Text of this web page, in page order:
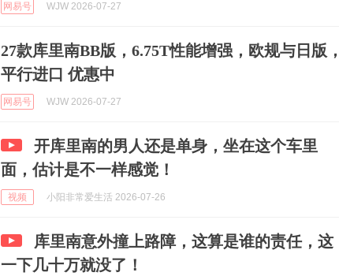
网易号 WJW 2026-07-27
27款库里南BB版，6.75T性能增强，欧规与日版，
平行进口 优惠中
网易号 WJW 2026-07-27
开库里南的男人还是单身，坐在这个车里
面，估计是不一样感觉！
视频 小阳非常爱生活 2026-07-26
库里南意外撞上路障，这算是谁的责任，这
一下几十万就没了！